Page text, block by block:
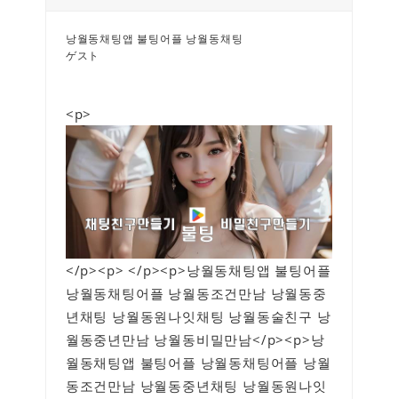
낭월동채팅앱 불팅어플 낭월동채팅
ゲスト
<p>
</p><p> </p><p>낭월동채팅앱 불팅어플
낭월동채팅어플 낭월동조건만남 낭월동중
년채팅 낭월동원나잇채팅 낭월동술친구 낭
월동중년만남 낭월동비밀만남</p><p>낭
월동채팅앱 불팅어플 낭월동채팅어플 낭월
동조건만남 낭월동중년채팅 낭월동원나잇